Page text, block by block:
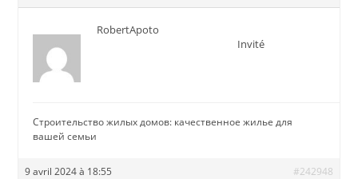
RobertApoto
Invité
Строительство жилых домов: качественное жилье для
вашей семьи
9 avril 2024 à 18:55 #242948